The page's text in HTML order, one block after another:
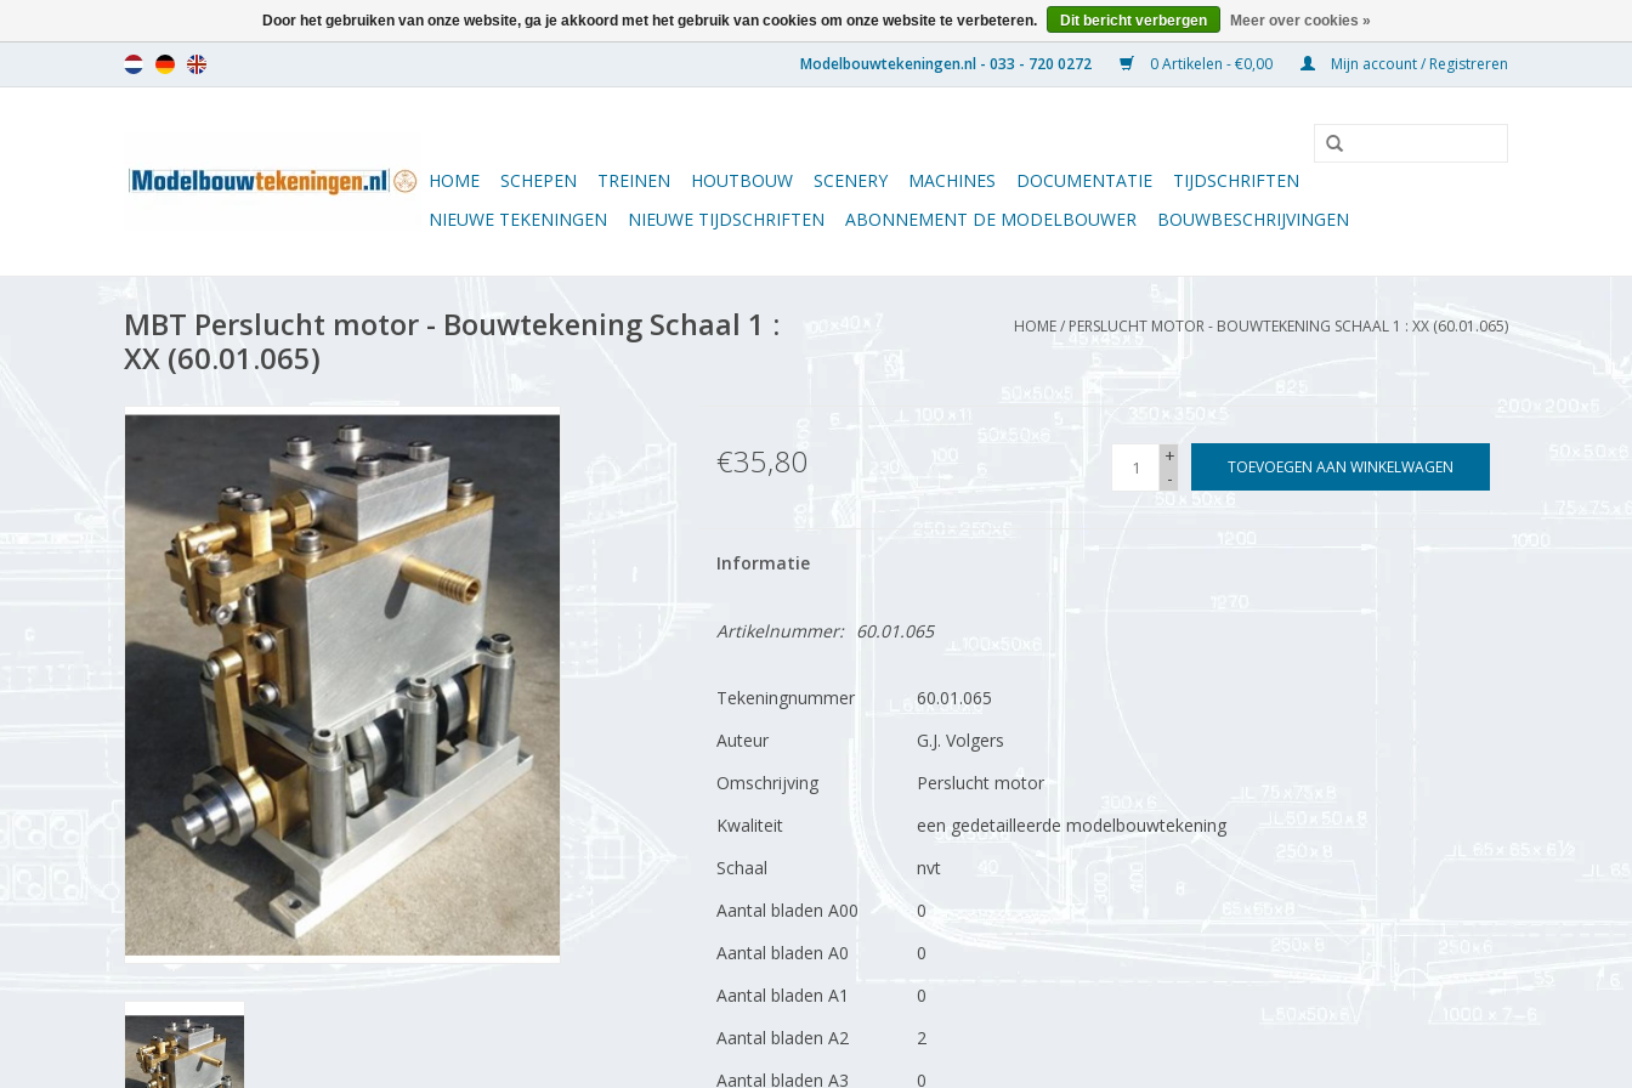
0 Artikelen - €0,00 Mijn account / Registreren
HOME SCHEPEN TREINEN HOUTBOUW SCENERY MACHINES DOCUMENTATIE
TIJDSCHRIFTEN
NIEUWE TEKENINGEN
NIEUWE TIJDSCHRIFTEN ABONNEMENT DE MODELBOUWER BOUWBESCHRIJVINGEN
MBT Perslucht motor - Bouwtekening Schaal 1 :
XX (60.01.065)
HOME/ PERSLUCHT MOTOR - BOUWTEKENING SCHAAL 1 : XX (60.01.065)
€35,80
+
-
TOEVOEGEN AAN WINKELWAGEN
Informatie
Artikelnummer: 60.01.065
Tekeningnummer
60.01.065
Auteur
G.J. Volgers
Omschrijving
Perslucht motor
Kwaliteit
een gedetailleerde modelbouwtekening
Schaal
nvt
Aantal bladen A00
0
Aantal bladen A0
0
Aantal bladen A1
0
Aantal bladen A2
2
Aantal bladen A3
0
Door het gebruiken van onze website, ga je akkoord met het gebruik van cookies om onze website te verbeteren. Dit bericht verbergen Meer over cookies »